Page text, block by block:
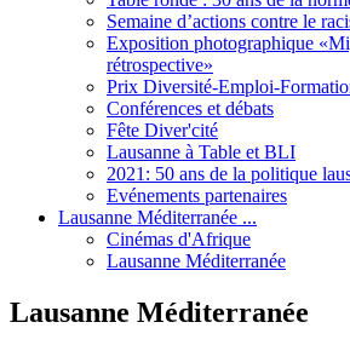
Semaine d’actions contre le
Exposition photographique
rétrospective»
Prix Diversité-Emploi-
Conférences et débats
Fête Diver'cité
Lausanne à Table et BLI
2021: 50 ans de la politique
Evénements partenaires
Lausanne Méditerranée ...
Cinémas d'Afrique
Lausanne Méditerranée
Lausanne Méditerranée